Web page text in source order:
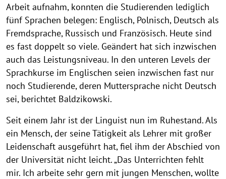
Arbeit aufnahm, konnten die Studierenden lediglich
fünf Sprachen belegen: Englisch, Polnisch, Deutsch als
Fremdsprache, Russisch und Französisch. Heute sind
es fast doppelt so viele. Geändert hat sich inzwischen
auch das Leistungsniveau. In den unteren Levels der
Sprachkurse im Englischen seien inzwischen fast nur
noch Studierende, deren Muttersprache nicht Deutsch
sei, berichtet Baldzikowski.
Seit einem Jahr ist der Linguist nun im Ruhestand. Als
ein Mensch, der seine Tätigkeit als Lehrer mit großer
Leidenschaft ausgeführt hat, fiel ihm der Abschied von
der Universität nicht leicht. „Das Unterrichten fehlt
mir. Ich arbeite sehr gern mit jungen Menschen, wollte